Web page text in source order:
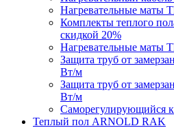
Нагревательные маты
Комплекты теплого
скидкой 20%
Нагревательные маты
Защита труб от
Вт/м
Защита труб от
Вт/м
Саморегулирующийся
Теплый пол ARNOLD RAK